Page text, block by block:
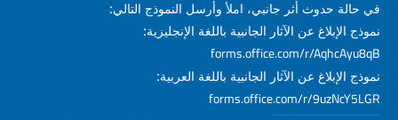
في حالة حدوث أثر جانبي، املأ وأرسل النموذج التالي:
نموذج الإبلاغ عن الآثار الجانبية باللغة الإنجليزية:
forms.office.com/r/AqhcAyu8qB
نموذج الإبلاغ عن الآثار الجانبية باللغة العربية:
forms.office.com/r/9uzNcY5LGR